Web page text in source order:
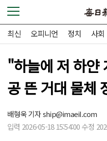
최신 오피니언 정치 사회
"하늘에 저 하얀
공 뜬 거대 물체
배형욱 기자ship@imaeil.com
입력 2026-05-18 15:54:00 수정